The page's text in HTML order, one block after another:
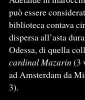
può essere
biblioteca contava
dispersa all’asta
Odessa, di quella
cardinal Mazarin (3
ad Amsterdam da
3).